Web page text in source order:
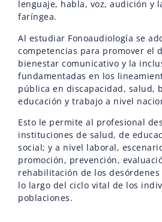
lenguaje, habla, voz, audición y
faríngea.
Al estudiar Fonoaudiología se
competencias para promover el
bienestar comunicativo y la
fundamentadas en los
pública en discapacidad, salud,
educación y trabajo a nivel
Esto le permite al profesional
instituciones de salud, de
social; y a nivel laboral,
promoción, prevención,
rehabilitación de los
lo largo del ciclo vital de los
poblaciones.